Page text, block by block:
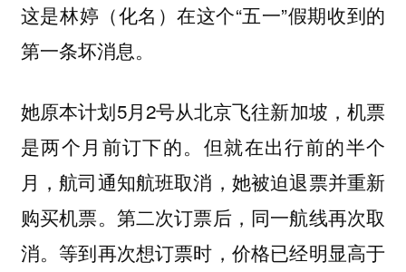
这是林婷（化名）在这个“五一”假期收到的
第一条坏消息。
她原本计划5月2号从北京飞往新加坡，机票
是两个月前订下的。但就在出行前的半个
月，航司通知航班取消，她被迫退票并重新
购买机票。第二次订票后，同一航线再次取
消。等到再次想订票时，价格已经明显高于